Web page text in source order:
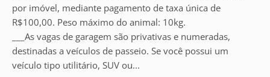
por imóvel, mediante pagamento de taxa única de
R$100,00. Peso máximo do animal: 10kg.
___As vagas de garagem são privativas e numeradas,
destinadas a veículos de passeio. Se você possui um
veículo tipo utilitário, SUV ou...